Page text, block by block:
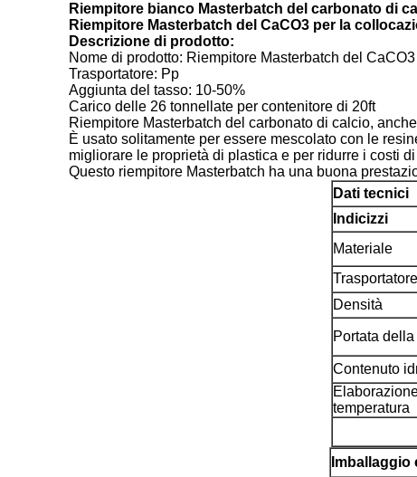
Riempitore bianco Masterbatch del carbonato di
Riempitore Masterbatch del CaCO3 per la
Descrizione di prodotto:
Nome di prodotto: Riempitore Masterbatch del CaCO3
Trasportatore: Pp
Aggiunta del tasso: 10-50%
Carico delle 26 tonnellate per contenitore di 20ft
Riempitore Masterbatch del carbonato di calcio,
È usato solitamente per essere mescolato con le
migliorare le proprietà di plastica e per ridurre i costi
Questo riempitore Masterbatch ha una buona
Dati tecnici
Indicizzi
Materiale
Trasportatore
Densità
Portata
Contenuto
temperatura
Imballaggio